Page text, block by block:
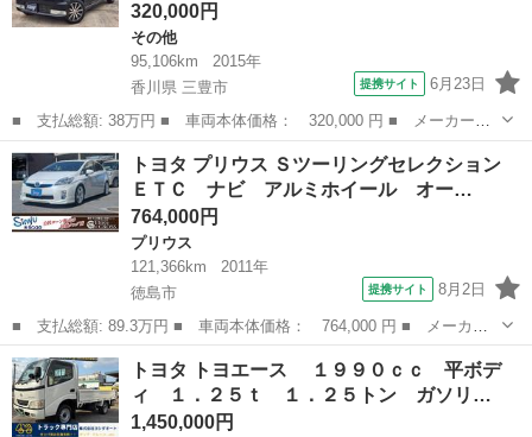
320,000円
その他
95,106km
2015年
香川県 三豊市
提携サイト 6月23日
■ 支払総額: 38万円 ■ 車両本体価格： 320,000 円 ■ メーカー
名： トヨタ ■ 車種名： ピクシススペース ■ グレード名： カ
スタム Ｘ ／ナビ／Ｂｌｕｅｔｏｏｔｈオーディオ／ＥＴＣ／新品
シートカバー／国...
香川 三豊市 その他
トヨタ プリウス Ｓツーリングセレクション
ＥＴＣ ナビ アルミホイール オー…
764,000円
プリウス
121,366km
2011年
徳島市
提携サイト 8月2日
■ 支払総額: 89.3万円 ■ 車両本体価格： 764,000 円 ■ メーカー
名： トヨタ ■ 車種名： プリウス ■ グレード名： Ｓツーリン
グセレクション ＥＴＣ ナビ アルミホイール オートライト Ｌ
ＥＤヘッドラ...
徳島 徳島市 プリウス
トヨタ トヨエース １９９０ｃｃ 平ボデ
ィ １．２５ｔ １．２５トン ガソリ…
1,450,000円